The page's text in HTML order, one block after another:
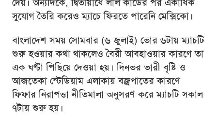
সুযোগ তৈরি করেও ম্যাচে ফিরতে পারেনি মেক্সিকো।
বাংলাদেশ সময় সোমবার (৬ জুলাই) ভোর ৬টায় ম্যাচটি
শুরু হওয়ার কথা থাকলেও বৈরী আবহাওয়ার কারণে তা
এক ঘণ্টা পিছিয়ে দেওয়া হয়। দিনভর ভারী বৃষ্টি ও
আজতেকা স্টেডিয়াম এলাকায় বজ্রপাতের কারণে
ফিফার নিরাপত্তা নীতিমালা অনুসরণ করে ম্যাচটি সকাল
৭টায় শুরু হয়।